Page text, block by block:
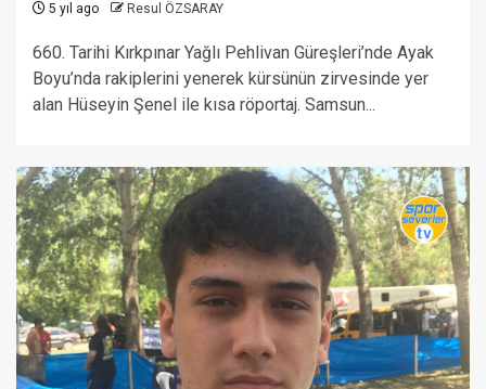
5 yıl ago Resul ÖZSARAY
660. Tarihi Kırkpınar Yağlı Pehlivan Güreşleri’nde Ayak
Boyu’nda rakiplerini yenerek kürsünün zirvesinde yer
alan Hüseyin Şenel ile kısa röportaj. Samsun...